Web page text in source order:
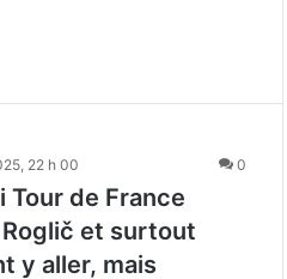
22 h 00 0
Tour de France
et surtout
y aller, mais